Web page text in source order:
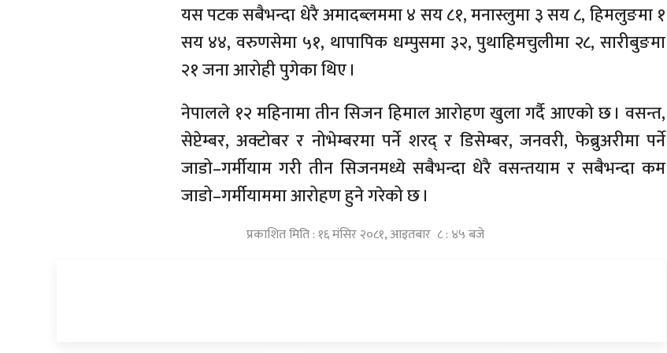
यस पटक सबैभन्दा धेरै अमादब्लममा ४ सय ८१, मनास्लुमा ३ सय ८, हिमलुङमा १
सय ४४, वरुणसेमा ५१, थापापिक धम्पुसमा ३२, पुथाहिमचुलीमा २८, सारीबुङमा
२१ जना आरोही पुगेका थिए ।
नेपालले १२ महिनामा तीन सिजन हिमाल आरोहण खुला गर्दै आएको छ । वसन्त,
सेप्टेम्बर, अक्टोबर र नोभेम्बरमा पर्ने शरद् र डिसेम्बर, जनवरी, फेब्रुअरीमा पर्ने
जाडो–गर्मीयाम गरी तीन सिजनमध्ये सबैभन्दा धेरै वसन्तयाम र सबैभन्दा कम
जाडो–गर्मीयाममा आरोहण हुने गरेको छ ।
प्रकाशित मिति : १६ मंसिर २०८१, आइतबार ८ : ४५ बजे